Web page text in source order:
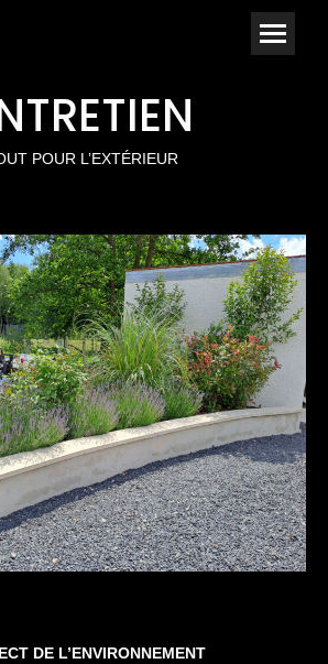
POUR L’EXTÉRIEUR
DE L’ENVIRONNEMENT